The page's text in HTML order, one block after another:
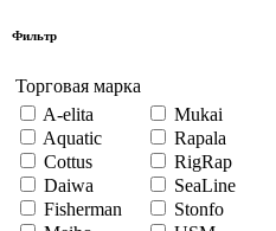
Фильтр
Торговая марка
A-elita
Aquatic
Cottus
Daiwa
Fisherman
Mukai
Rapala
RigRap
SeaLine
Stonfo